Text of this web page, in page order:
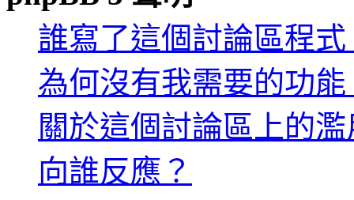
誰寫了這個討論區程式
為何沒有我需要的功能
關於這個討論區上的
向誰反應？